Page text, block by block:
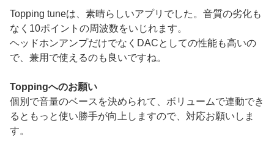
Topping tuneは、素晴らしいアプリでした。音質の劣化も
なく10ポイントの周波数をいじれます。
ヘッドホンアンプだけでなくDACとしての性能も高いの
で、兼用で使えるのも良いですね。
Toppingへのお願い
個別で音量のベースを決められて、ボリュームで連動でき
るともっと使い勝手が向上しますので、対応お願いしま
す。